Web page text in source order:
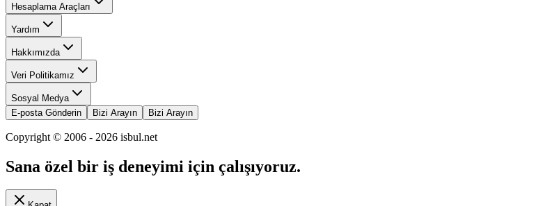
Hesaplama Araçları
Yardım
Hakkımızda
Veri Politikamız
Sosyal Medya
E-posta Gönderin
Bizi Arayın Bizi Arayın
Copyright © 2006 - 2026 isbul.net
Sana özel bir iş deneyimi için çalışıyoruz.